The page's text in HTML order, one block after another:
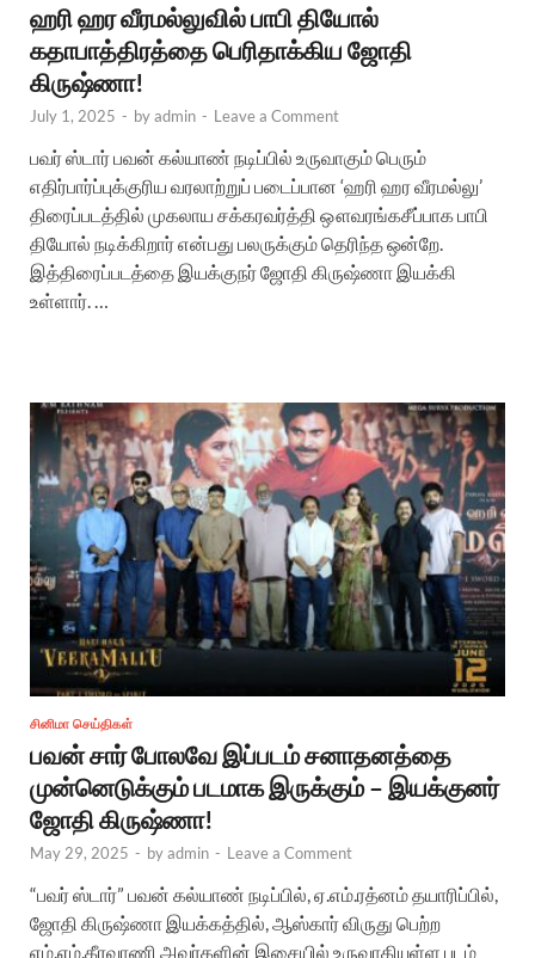
ஹரி ஹர வீரமல்லுவில் பாபி தியோல்
கதாபாத்திரத்தை பெரிதாக்கிய ஜோதி
கிருஷ்ணா!
July 1, 2025 - byadmin - Leave a Comment
பவர் ஸ்டார் பவன் கல்யாண் நடிப்பில் உருவாகும் பெரும்
எதிர்பார்ப்புக்குரிய வரலாற்றுப் படைப்பான ‘ஹரி ஹர வீரமல்லு’
திரைப்படத்தில் முகலாய சக்கரவர்த்தி ஔவரங்கசீப்பாக பாபி
தியோல் நடிக்கிறார் என்பது பலருக்கும் தெரிந்த ஒன்றே.
இத்திரைப்படத்தை இயக்குநர் ஜோதி கிருஷ்ணா இயக்கி
உள்ளார். …
சினிமா செய்திகள்
பவன் சார் போலவே இப்படம் சனாதனத்தை
முன்னெடுக்கும் படமாக இருக்கும் – இயக்குனர்
ஜோதி கிருஷ்ணா!
May 29, 2025 - byadmin - Leave a Comment
“பவர் ஸ்டார்” பவன் கல்யாண் நடிப்பில், ஏ.எம்.ரத்னம் தயாரிப்பில்,
ஜோதி கிருஷ்ணா இயக்கத்தில், ஆஸ்கார் விருது பெற்ற
எம்.எம்.கீரவாணி அவர்களின் இசையில் உருவாகியுள்ள படம்